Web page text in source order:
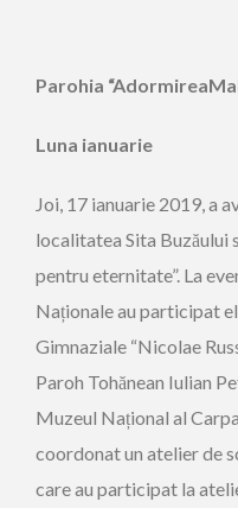
Parohia
Luna ianuarie
Joi, 17 ianuarie 2019, a
localitatea Sita Buzăului
pentru eternitate”. La
Naționale au participat
Gimnaziale “Nicolae
Paroh Tohănean Iulian
Muzeul Național al
coordonat un atelier de
care au participat la